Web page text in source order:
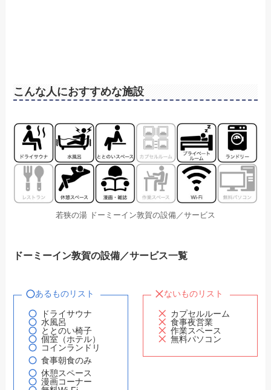
こんな人におすすめな施設
若狭の湯 ドーミーイン敦賀の設備／サービス
ドーミーイン敦賀の設備／サービス一覧
あるものリスト
ドライサウナ
水風呂
ととのい椅子
個室（ホテル）
コインランドリ
食事朝食のみ
休憩スペース
漫画コーナー
ないものリスト
カプセルルーム
食事夜営業
作業スペース
無料パソコン